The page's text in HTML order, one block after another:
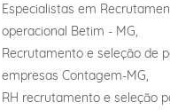
Especialistas em
operacional Betim - MG,
Recrutamento e seleção de
empresas Contagem-MG,
RH recrutamento e seleção